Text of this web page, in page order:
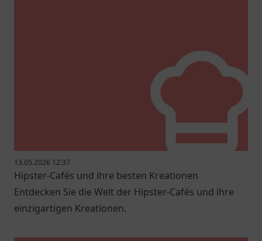
13.05.2026 12:37
Hipster-Cafés und ihre besten Kreationen
Entdecken Sie die Welt der Hipster-Cafés und ihre
einzigartigen Kreationen.